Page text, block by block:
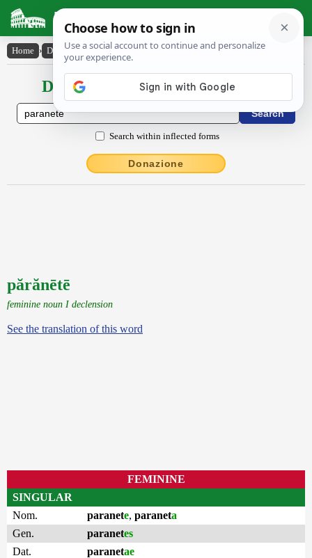
Latin Dictionary
Home › Declensions / Conjugations › părănētē
Declensions / Conjugations latin
Search within inflected forms
Donazione
părănētē
feminine noun I declension
See the translation of this word
FEMININE
SINGULAR
Nom.
paranete, paraneta
Gen.
paranetes
Dat.
paranetae